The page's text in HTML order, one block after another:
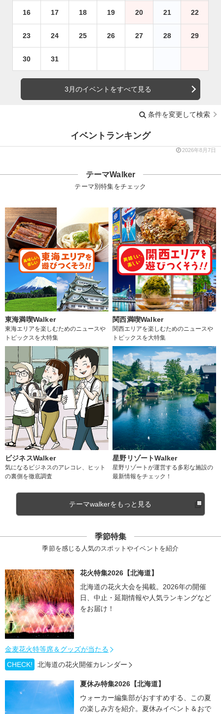
16 17 18 19 20 21 22
23 24 25 26 27 28 29
30 31
3月のイベントをすべて見る
条件を変更して検索
イベントランキング
2026年8月7日
テーマWalker
テーマ別特集をチェック
東海満喫Walker
東海エリアを楽しむためのニュースや
トピックスを大特集
関西満喫Walker
関西エリアを楽しむためのニュースや
トピックスを大特集
ビジネスWalker
気になるビジネスのアレコレ、ヒット
の裏側を徹底調査
星野リゾートWalker
星野リゾートが運営する多彩な施設の
最新情報をチェック！
テーマwalkerをもっと見る
季節特集
季節を感じる人気のスポットやイベントを紹介
花火特集2026【北海道】
北海道の花火大会を掲載。2026年の開催
日、中止・延期情報や人気ランキングなど
をお届け！
金麦花火特等席＆グッズが当たる
CHECK!
北海道の花火開催カレンダー
夏休み特集2026【北海道】
ウォーカー編集部がおすすめする、この夏
の楽しみ方を紹介。夏休みイベント＆おで